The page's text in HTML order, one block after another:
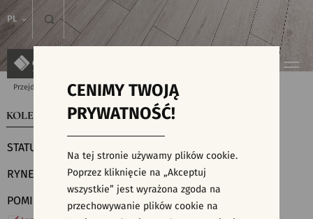
PL
Przejdź do strony głównej Kolekcje
KOLEKCJE WYSZUKIWARKA PŁYTEK
STATUS
RYNEK
POMIESZCZENIE
CENIMY TWOJĄ
PRYWATNOŚĆ!
Na tej stronie używamy plików cookie.
Poprzez kliknięcie na „Akceptuj
wszystkie” jest wyrażona zgoda na
przechowywanie plików cookie na